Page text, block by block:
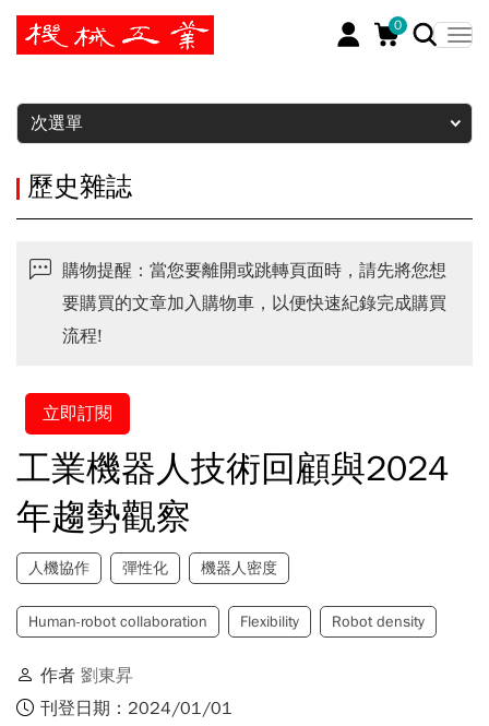
0
暫停
次選單
歷史雜誌
購物提醒：當您要離開或跳轉頁面時，請先將您想
要購買的文章加入購物車，以便快速紀錄完成購買
流程!
立即訂閱
工業機器人技術回顧與2024
年趨勢觀察
人機協作 彈性化 機器人密度
Human-robot collaboration Flexibility Robot density
作者 劉東昇
刊登日期：2024/01/01